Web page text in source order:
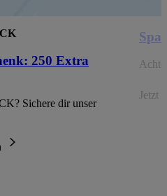
250 Extra
Sichere dir unser
Jetzt